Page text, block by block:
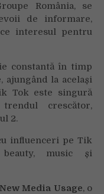
România, se
de informare,
interesul pentru
constantă în timp
ajungând la același
Tok este singură
crescător,
2.
influenceri pe Tik
music și
Media Usage, o